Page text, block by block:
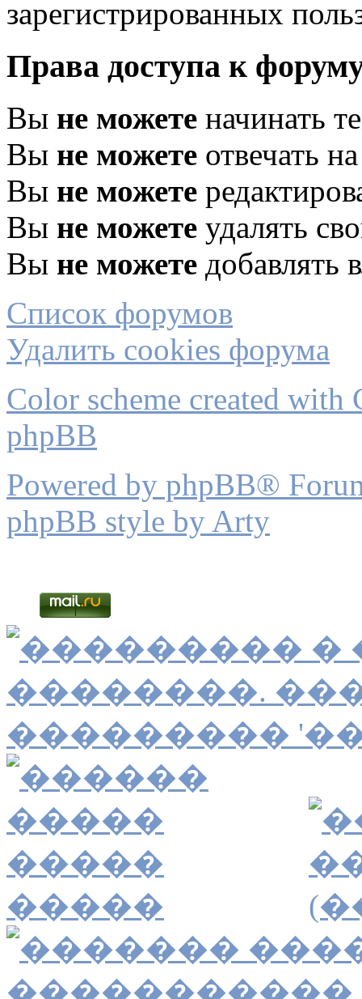
зарегистрированных
Права доступа к
Вы не можете начинать
Вы не можете отвечать
Вы не можете
Вы не можете удалять
Вы не можете добавлять
Список форумов
Удалить cookies форума
Color scheme created with
phpBB
Powered by phpBB®
phpBB style by Arty